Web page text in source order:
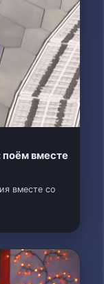
вместе
вместе со